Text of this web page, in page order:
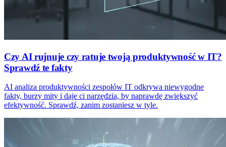
Czy AI rujnuje czy ratuje twoją produktywność w IT?
Sprawdź te fakty
AI analiza produktywności zespołów IT odkrywa niewygodne
fakty, burzy mity i daje ci narzędzia, by naprawdę zwiększyć
efektywność. Sprawdź, zanim zostaniesz w tyle.